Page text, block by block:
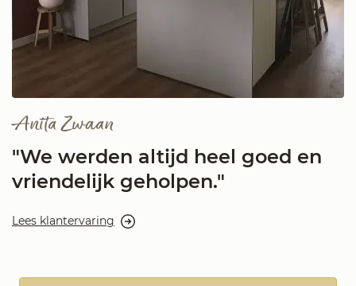
Anita Zwaan
"We werden altijd heel goed en
vriendelijk geholpen."
Lees klantervaring